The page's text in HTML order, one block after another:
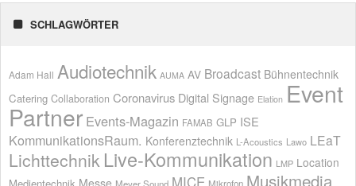
SCHLAGWÖRTER
Adam Hall Audiotechnik AUMA AV Broadcast Bühnentechnik
Catering Collaboration Coronavirus Digital Signage Elation Event
Partner Events-Magazin FAMAB GLP ISE
KommunikationsRaum. Konferenztechnik L-Acoustics Lawo LEaT
Lichttechnik Live-Kommunikation LMP Location
Medientechnik Messe Meyer Sound MICE Mikrofon Musikmedia